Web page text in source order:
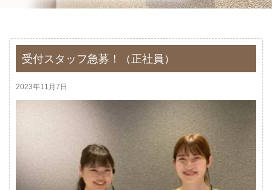
受付スタッフ急募！（正社員）
2023年11月7日